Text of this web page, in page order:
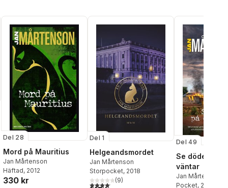
röster:
Del 28
Mord på Mauritius
Jan Mårtenson
Häftad, 2012
330 kr
Del 1
Helgeandsmordet
Jan Mårtenson
Storpocket, 2018
4,1utav 5 stjärnor. Totalt antal röster:
(9)
Del 49
Se döden på
väntar
Jan Mårtenson
Pocket, 2022